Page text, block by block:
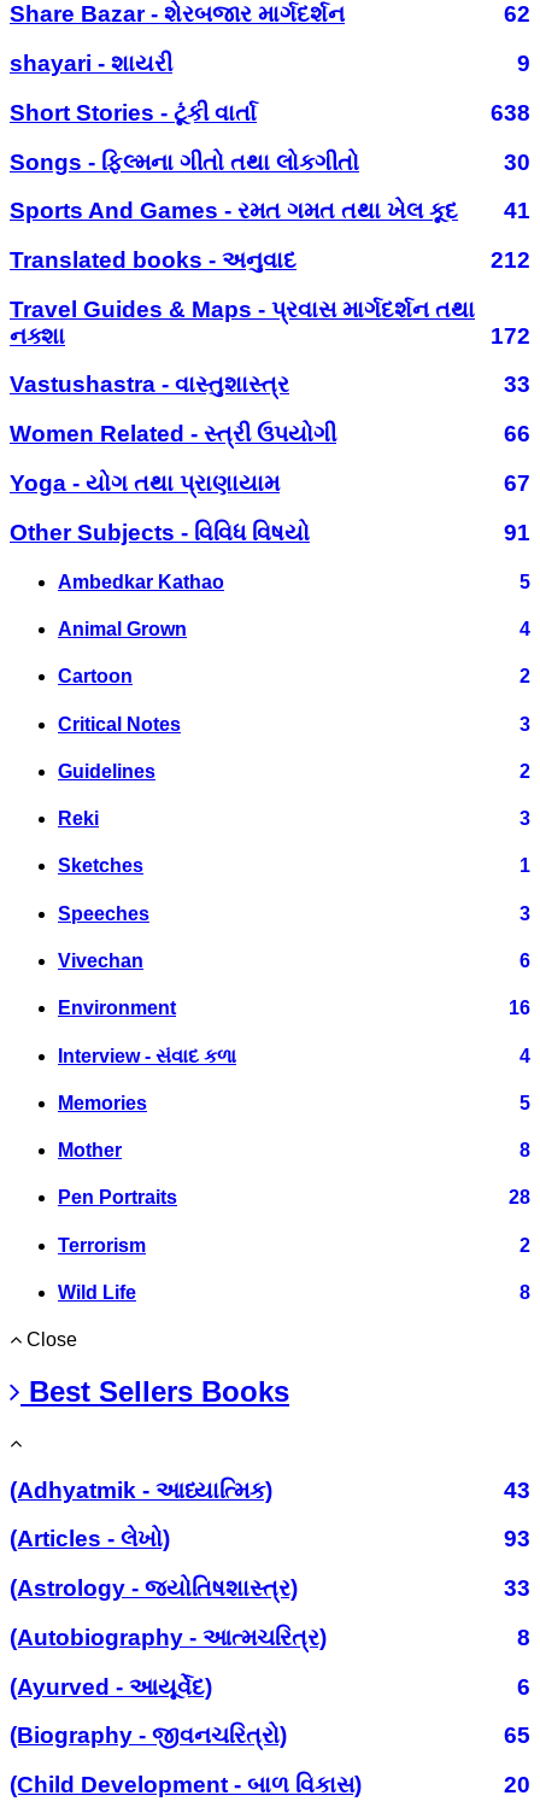
Share Bazar - શેરબજાર માર્ગદર્શન
62
shayari - શાયરી
9
Short Stories - ટૂંકી વાર્તા
638
Songs - ફિલ્મના ગીતો તથા લોકગીતો
30
Sports And Games - રમત ગમત તથા ખેલ કૂદ
41
Translated books - અનુવાદ
212
Travel Guides & Maps - પ્રવાસ માર્ગદર્શન તથા
નક્શા
172
Vastushastra - વાસ્તુશાસ્ત્ર
33
Women Related - સ્ત્રી ઉપયોગી
66
Yoga - યોગ તથા પ્રાણાયામ
67
Other Subjects - વિવિધ વિષયો
91
Ambedkar Kathao 5
Animal Grown 4
Cartoon 2
Critical Notes 3
Guidelines 2
Reki 3
Sketches 1
Speeches 3
Vivechan 6
Environment 16
Interview - સંવાદ કળા 4
Memories 5
Mother 8
Pen Portraits 28
Terrorism 2
Wild Life 8
Close
Best Sellers Books
(Adhyatmik - આધ્યાત્મિક)
43
(Articles - લેખો)
93
(Astrology - જ્યોતિષશાસ્ત્ર)
33
(Autobiography - આત્મચરિત્ર)
8
(Ayurved - આયૂર્વેદ)
6
(Biography - જીવનચરિત્રો)
65
(Child Development - બાળ વિકાસ)
20